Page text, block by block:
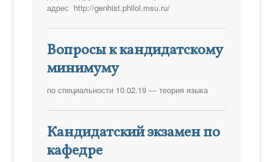
адрес http://genhist.philol.msu.ru/
Вопросы к кандидатскому
минимуму
по специальности 10.02.19 — теория языка
Кандидатский экзамен по
кафедре